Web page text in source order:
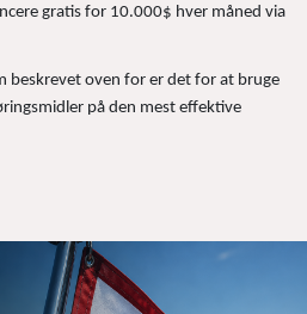
gratis for 10.000$ hver måned via
beskrevet oven for er det for at bruge
på den mest effektive